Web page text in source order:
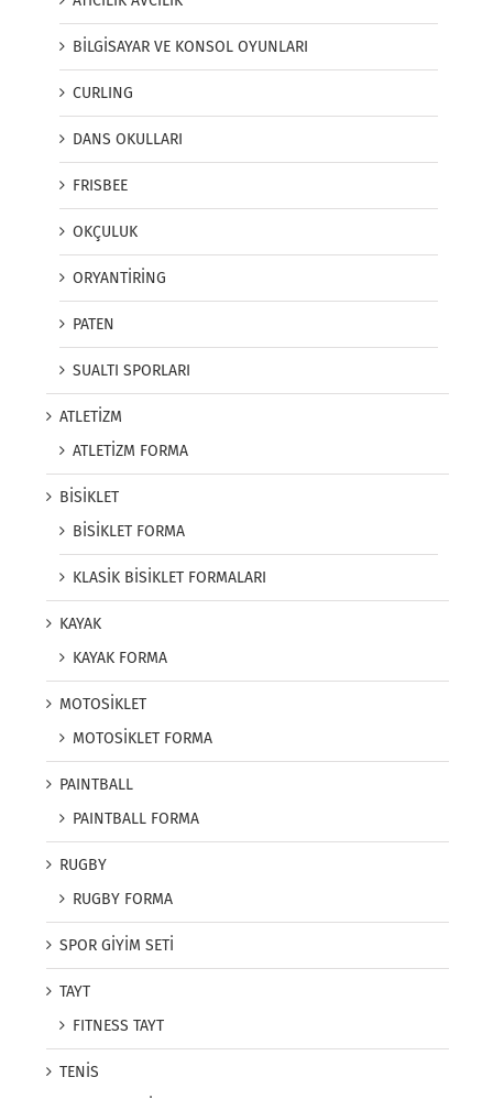
BİLGİSAYAR VE KONSOL OYUNLARI
CURLING
DANS OKULLARI
FRISBEE
OKÇULUK
ORYANTİRİNG
PATEN
SUALTI SPORLARI
ATLETİZM
ATLETİZM FORMA
BİSİKLET
BİSİKLET FORMA
KLASİK BİSİKLET FORMALARI
KAYAK
KAYAK FORMA
MOTOSİKLET
MOTOSİKLET FORMA
PAINTBALL
PAINTBALL FORMA
RUGBY
RUGBY FORMA
SPOR GİYİM SETİ
TAYT
FITNESS TAYT
TENİS